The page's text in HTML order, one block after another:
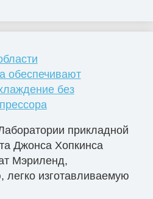
обеспечивают
без
прикладной
Джонса Хопкинса
Мэриленд,
легко изготавливаемую